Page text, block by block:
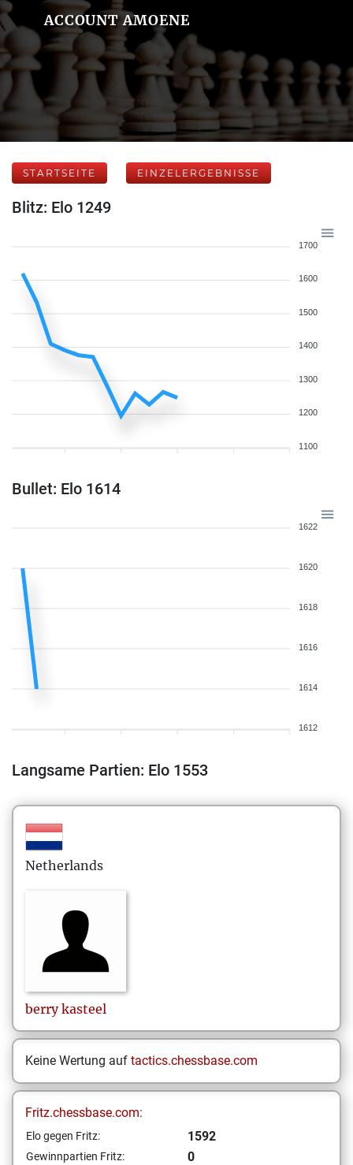
ACCOUNT AMOENE
STARTSEITE EINZELERGEBNISSE
Blitz: Elo 1249
1700
1600
1500
1400
1300
1200
1100
Bullet: Elo 1614
1622
1620
1618
1616
1614
1612
Langsame Partien: Elo 1553
Netherlands
berry kasteel
Keine Wertung auf tactics.chessbase.com
Fritz.chessbase.com:
Elo gegen Fritz: 1592
Gewinnpartien Fritz: 0